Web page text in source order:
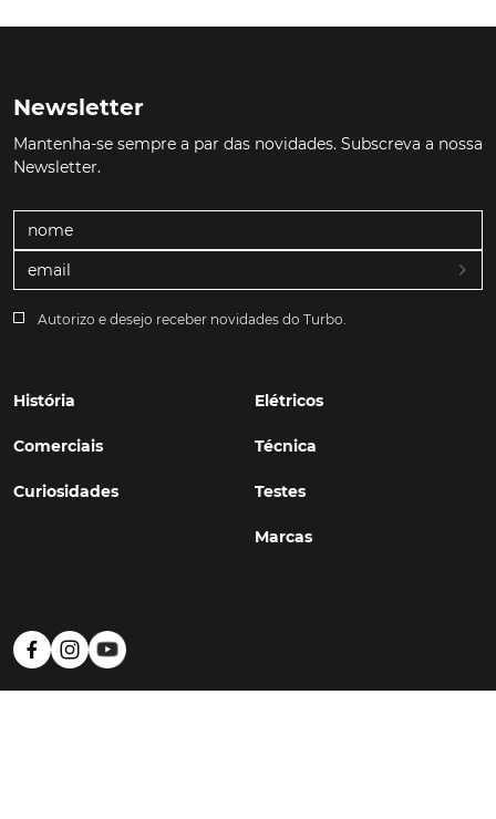
Newsletter
Mantenha-se sempre a par das novidades. Subscreva a nossa
Newsletter.
Autorizo e desejo receber novidades do Turbo.
História
Comerciais
Curiosidades
Elétricos
Técnica
Testes
Marcas